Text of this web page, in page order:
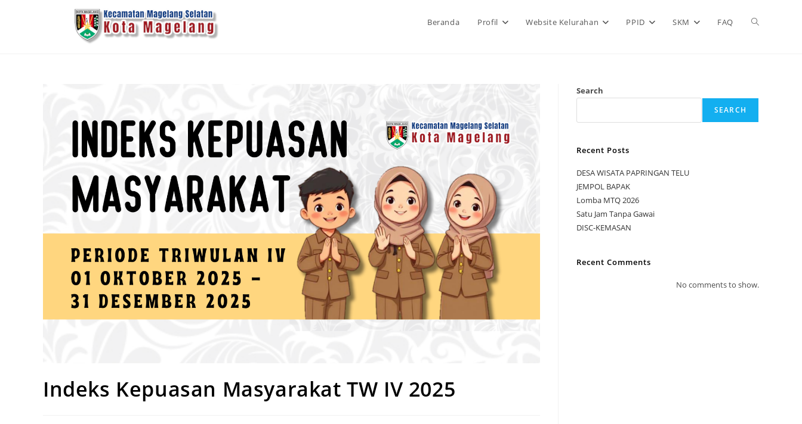
Beranda Profil Website Kelurahan PPID SKM FAQ
Indeks Kepuasan Masyarakat TW IV 2025
Search
SEARCH
Recent Posts
DESA WISATA PAPRINGAN TELU
JEMPOL BAPAK
Lomba MTQ 2026
Satu Jam Tanpa Gawai
DISC-KEMASAN
Recent Comments
No comments to show.